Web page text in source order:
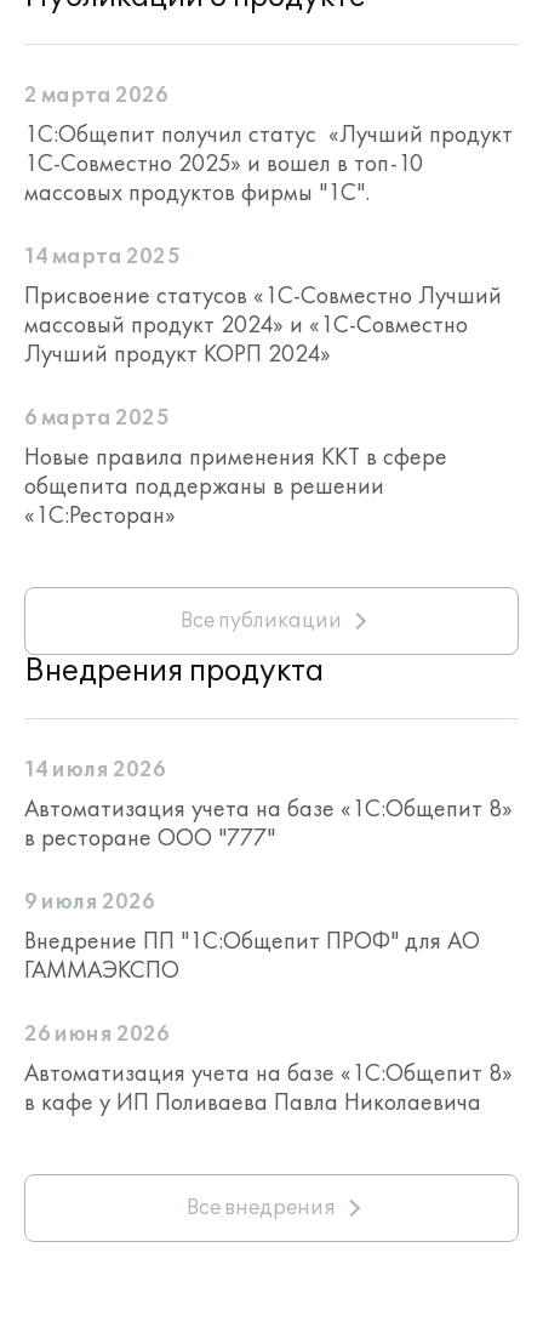
2 марта 2026
1С:Общепит получил статус «Лучший продукт
1С-Совместно 2025» и вошел в топ-10
массовых продуктов фирмы "1С".
14 марта 2025
Присвоение статусов «1С-Совместно Лучший
массовый продукт 2024» и «1С-Совместно
Лучший продукт КОРП 2024»
6 марта 2025
Новые правила применения ККТ в сфере
общепита поддержаны в решении
«1С:Ресторан»
Все публикации
Внедрения продукта
14 июля 2026
Автоматизация учета на базе «1С:Общепит 8»
в ресторане ООО "777"
9 июля 2026
Внедрение ПП "1С:Общепит ПРОФ" для АО
ГАММАЭКСПО
26 июня 2026
Автоматизация учета на базе «1С:Общепит 8»
в кафе у ИП Поливаева Павла Николаевича
Все внедрения